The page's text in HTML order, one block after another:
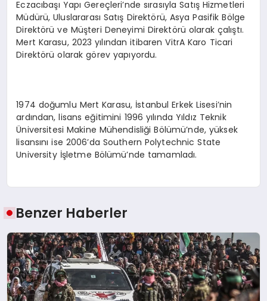
Eczacıbaşı Yapı Gereçleri’nde sırasıyla Satış Hizmetleri
Müdürü, Uluslararası Satış Direktörü, Asya Pasifik Bölge
Direktörü ve Müşteri Deneyimi Direktörü olarak çalıştı.
Mert Karasu, 2023 yılından itibaren VitrA Karo Ticari
Direktörü olarak görev yapıyordu.
1974 doğumlu Mert Karasu, İstanbul Erkek Lisesi’nin
ardından, lisans eğitimini 1996 yılında Yıldız Teknik
Üniversitesi Makine Mühendisliği Bölümü’nde, yüksek
lisansını ise 2006’da Southern Polytechnic State
University İşletme Bölümü’nde tamamladı.
Benzer Haberler